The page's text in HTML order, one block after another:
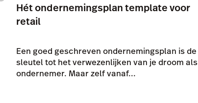
Hét ondernemingsplan template voor
retail
Een goed geschreven ondernemingsplan is de
sleutel tot het verwezenlijken van je droom als
ondernemer. Maar zelf vanaf...